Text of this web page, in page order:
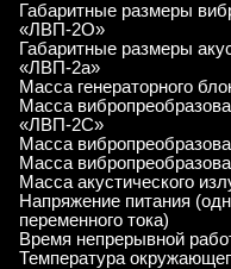
Габаритные размеры
«ЛВП-2О»
Габаритные размеры
«ЛВП-2а»
Масса генераторного
Масса
«ЛВП-2С»
Масса
Масса
Масса акустического
Напряжение питания
переменного тока)
Время непрерывной
Температура